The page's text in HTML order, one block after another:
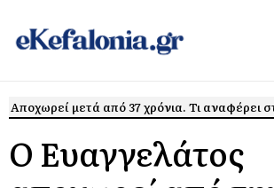
Αποχωρεί μετά από 37 χρόνια. Τι αναφέρει
Ο Ευαγγελάτος